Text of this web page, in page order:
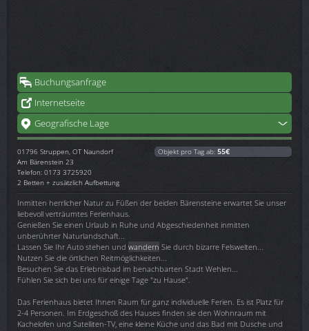
Buchungsanfrage
Internetseite
Geografische Lage
01796 Struppen, OT Naundorf
Am Bärenstein 23
Telefon: 0173 3725920
2 Betten + zusätzlich Aufbettung
Objekt pro Tag ab: 55€
Inmitten herrlicher Natur zu Füßen der beiden Bärensteine erwartet Sie unser
liebevoll verträumtes Ferienhaus.
Genießen Sie einen Urlaub in Ruhe und Abgeschiedenheit inmitten
unberührter Naturlandschaft...
Lassen Sie Ihr Auto stehen und wandern Sie durch bizarre Felswelten...
Nutzen Sie die örtlichen Reitmöglichkeiten...
Besuchen Sie das Erlebnisbad im benachbarten Stadt Wehlen...
Fühlen Sie sich bei uns für einige Tage "zu Hause".
Das Ferienhaus bietet Ihnen Raum für ganz individuelle Ferien. Es ist Platz für
2-4 Personen. Im Erdgeschoß des Hauses finden sie den Wohnraum mit
Kachelofen und Satelliten-TV, eine kleine Küche und das Bad mit Dusche und